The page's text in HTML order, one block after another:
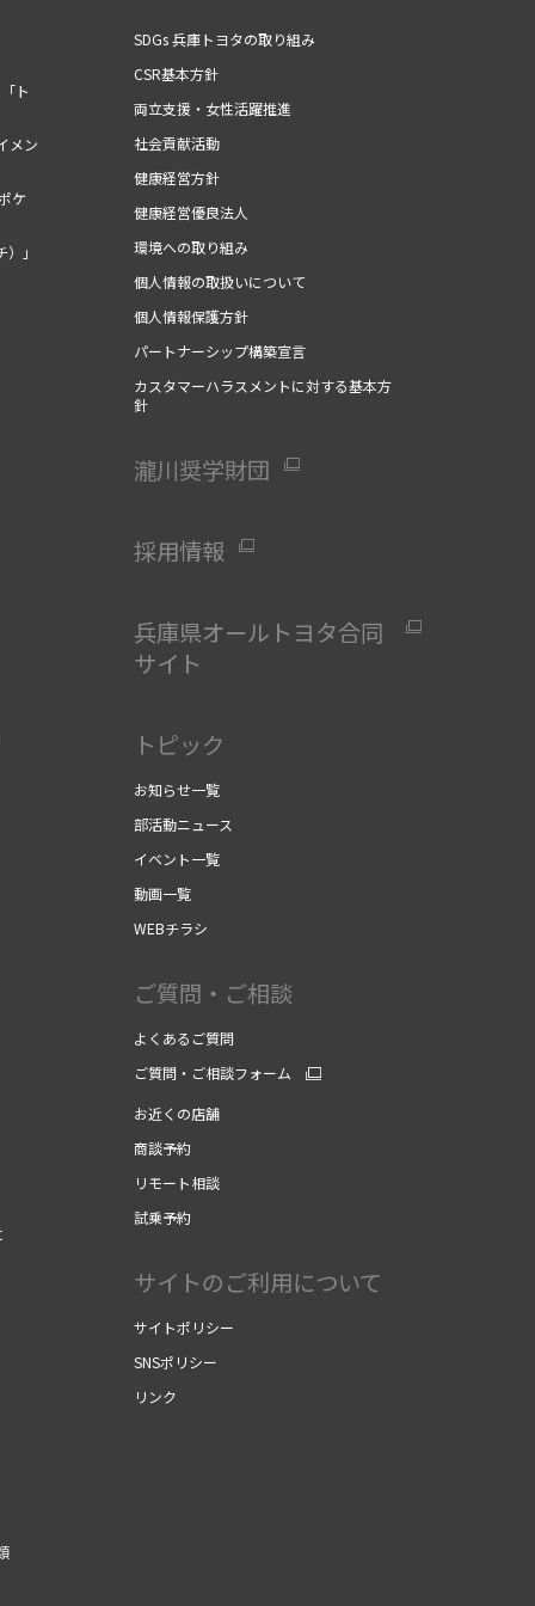
ト
メン
ケ
」
SDGs 兵庫トヨタの取り組み
CSR基本方針
両立支援・女性活躍推進
社会貢献活動
健康経営方針
健康経営優良法人
環境への取り組み
個人情報の取扱いについて
個人情報保護方針
パートナーシップ構築宣言
カスタマーハラスメントに対する基本方
針
瀧川奨学財団
採用情報
兵庫県オールトヨタ合同
サイト
トピック
お知らせ一覧
部活動ニュース
イベント一覧
動画一覧
WEBチラシ
ご質問・ご相談
よくあるご質問
ご質問・ご相談フォーム
お近くの店舗
商談予約
リモート相談
試乗予約
サイトのご利用について
サイトポリシー
SNSポリシー
リンク